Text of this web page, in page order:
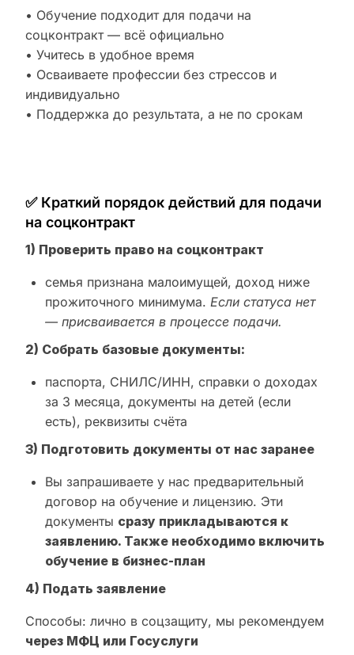
• Обучение подходит для подачи на
соцконтракт — всё официально
• Учитесь в удобное время
• Осваиваете профессии без стрессов и
индивидуально
• Поддержка до результата, а не по срокам
✅ Краткий порядок действий для подачи
на соцконтракт
1) Проверить право на соцконтракт
семья признана малоимущей, доход ниже
прожиточного минимума. Если статуса нет
— присваивается в процессе подачи.
2) Собрать базовые документы:
паспорта, СНИЛС/ИНН, справки о доходах
за 3 месяца, документы на детей (если
есть), реквизиты счёта
3) Подготовить документы от нас заранее
Вы запрашиваете у нас предварительный
договор на обучение и лицензию. Эти
документы сразу прикладываются к
заявлению. Также необходимо включить
обучение в бизнес-план
4) Подать заявление
Способы: лично в соцзащиту, мы рекомендуем
через МФЦ или Госуслуги